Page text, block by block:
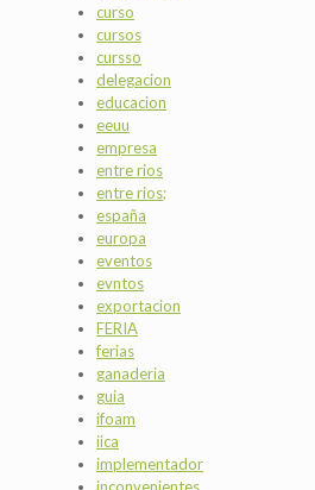
curso
cursos
cursso
delegacion
educacion
eeuu
empresa
entre rios
entre rios;
españa
europa
eventos
evntos
exportacion
FERIA
ferias
ganaderia
guia
ifoam
iica
implementador